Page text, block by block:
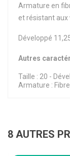
Armature en
et résistant aux
Développé
Autres
Taille : 20 -
Armature : Fibre
8 AUTRES